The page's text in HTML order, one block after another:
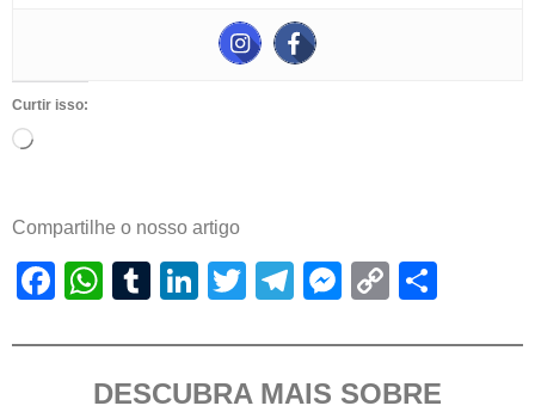
Curtir isso:
Compartilhe o nosso artigo
Facebook
WhatsApp
Tumblr
LinkedIn
Twitter
Telegram
Messenger
Copy
DESCUBRA MAIS SOBRE